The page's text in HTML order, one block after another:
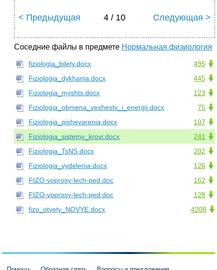
< Предыдущая 4 / 10 Следующая >
Соседние файлы в предмете Нормальная физиология
495
fiziologia_bilety.docx
445
Fiziologia_dykhania.docx
123
Fiziologia_myshts.docx
75
Fiziologia_obmena_veshestv_i_energii.docx
107
Fiziologia_pishevarenia.docx
241
Fiziologia_sistemy_krovi.docx
202
Fiziologia_TsNS.docx
126
Fiziologia_vydelenia.docx
162
FIZO-voprosy-lech-ped.doc
128
FIZO-voprosy-lech-ped.doc
4208
fizo_otvety_NOVYE.docx